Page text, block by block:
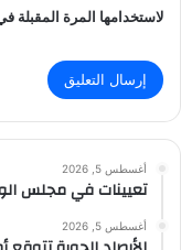
لاستخدامها المرة المقبلة
أغسطس 5, 2026
تعيينات في مجلس
أغسطس 5, 2026